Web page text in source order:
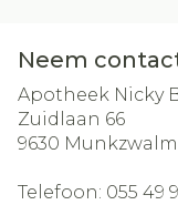
Neem
Apotheek Nicky
Zuidlaan 66
9630 Munkzwalm
Telefoon: 055 49